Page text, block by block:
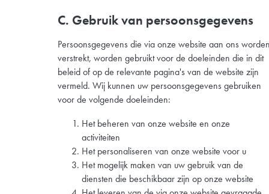
C. Gebruik van persoonsgegevens
Persoonsgegevens die via onze website aan ons
verstrekt, worden gebruikt voor de doeleinden die in dit
beleid of op de relevante pagina's van de website zijn
vermeld. Wij kunnen uw persoonsgegevens gebruiken
voor de volgende doeleinden:
Het beheren van onze website en onze
activiteiten
Het personaliseren van onze website voor u
Het mogelijk maken van uw gebruik van de
diensten die beschikbaar zijn op onze website